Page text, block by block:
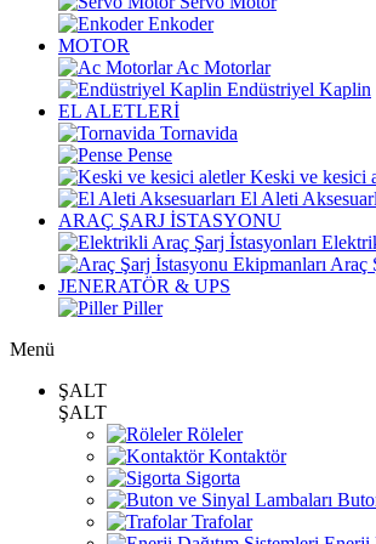
Enkoder
MOTOR
Ac Motorlar
Endüstriyel Kaplin
EL ALETLERİ
Tornavida
Pense
Keski ve kesici
El Aleti
ARAÇ ŞARJ İSTASYONU
Araç
JENERATÖR & UPS
Piller
Menü
ŞALT
ŞALT
Röleler
Kontaktör
Sigorta
Trafolar